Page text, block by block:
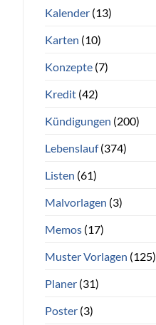
Kalender(13)
Karten (10)
Konzepte(7)
Kredit(42)
Kündigungen (200)
Lebenslauf(374)
Listen (61)
Malvorlagen (3)
Memos(17)
Muster Vorlagen (125)
Planer(31)
Poster(3)